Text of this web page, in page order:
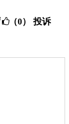
（0） 投诉